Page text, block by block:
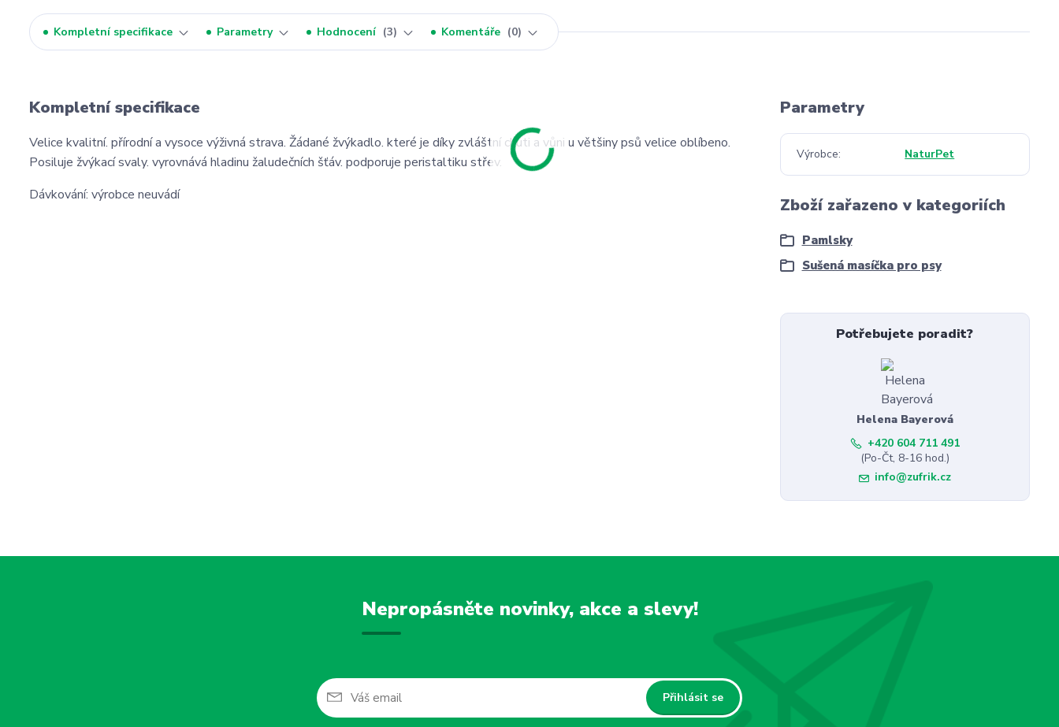
Kompletní specifikace Parametry Hodnocení 3 Komentáře 0
Kompletní specifikace
Velice kvalitní. přírodní a vysoce výživná strava. Žádané žvýkadlo. které je díky zvláštní chuti a vůni u většiny psů velice oblíbeno.
Posiluje žvýkací svaly. vyrovnává hladinu žaludečních šťáv. podporuje peristaltiku střev.
Dávkování: výrobce neuvádí
Parametry
Výrobce NaturPet
Zboží zařazeno v kategoriích
Pamlsky
Sušená masíčka pro psy
Potřebujete poradit?
Helena Bayerová
+420 604 711 491
(Po-Čt, 8-16 hod.)
info@zufrik.cz
Nepropásněte novinky, akce a slevy!
Přihlásit se